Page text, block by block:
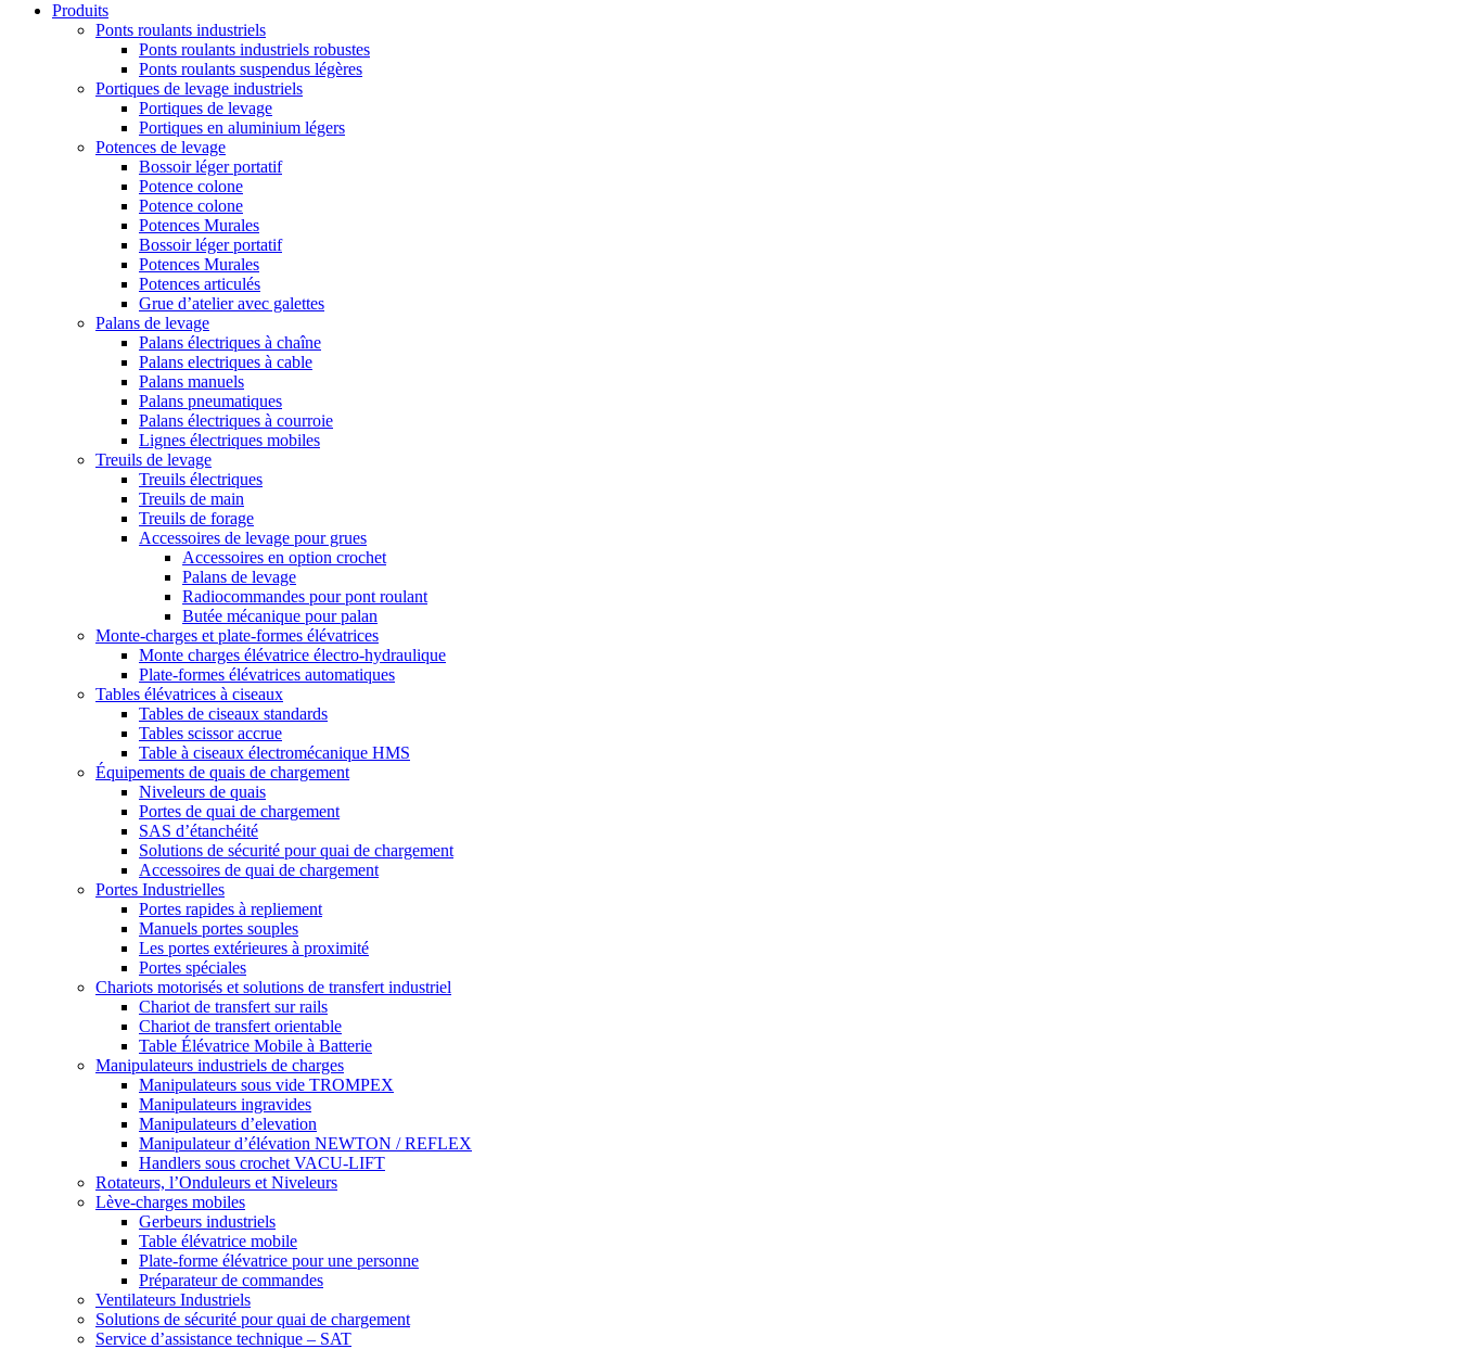
Produits
Ponts roulants industriels
Ponts roulants industriels robustes
Ponts roulants suspendus légères
Portiques de levage industriels
Portiques de levage
Portiques en aluminium légers
Potences de levage
Bossoir léger portatif
Potence colone
Potence colone
Potences Murales
Bossoir léger portatif
Potences Murales
Potences articulés
Grue d’atelier avec galettes
Palans de levage
Palans électriques à chaîne
Palans electriques à cable
Palans manuels
Palans pneumatiques
Palans électriques à courroie
Lignes électriques mobiles
Treuils de levage
Treuils électriques
Treuils de main
Treuils de forage
Accessoires de levage pour grues
Accessoires en option crochet
Palans de levage
Radiocommandes pour pont roulant
Butée mécanique pour palan
Monte-charges et plate-formes élévatrices
Monte charges élévatrice électro-hydraulique
Plate-formes élévatrices automatiques
Tables élévatrices à ciseaux
Tables de ciseaux standards
Tables scissor accrue
Table à ciseaux électromécanique HMS
Équipements de quais de chargement
Niveleurs de quais
Portes de quai de chargement
SAS d’étanchéité
Solutions de sécurité pour quai de chargement
Accessoires de quai de chargement
Portes Industrielles
Portes rapides à repliement
Manuels portes souples
Les portes extérieures à proximité
Portes spéciales
Chariots motorisés et solutions de transfert industriel
Chariot de transfert sur rails
Chariot de transfert orientable
Table Élévatrice Mobile à Batterie
Manipulateurs industriels de charges
Manipulateurs sous vide TROMPEX
Manipulateurs ingravides
Manipulateurs d’elevation
Manipulateur d’élévation NEWTON / REFLEX
Handlers sous crochet VACU-LIFT
Rotateurs, l’Onduleurs et Niveleurs
Lève-charges mobiles
Gerbeurs industriels
Table élévatrice mobile
Plate-forme élévatrice pour une personne
Préparateur de commandes
Ventilateurs Industriels
Solutions de sécurité pour quai de chargement
Service d’assistance technique – SAT